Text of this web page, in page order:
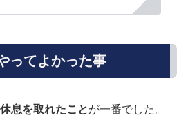
ってよかった事
休息を取れたことが一番でした。